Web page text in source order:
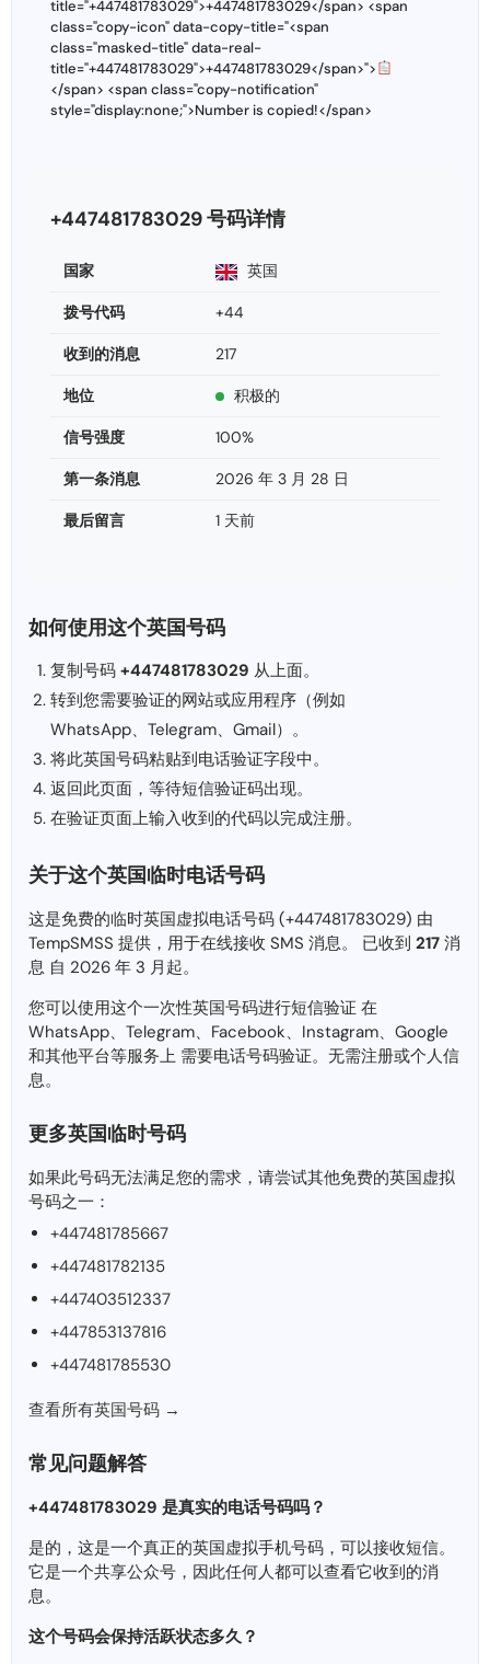
title="+447481783029">+447481783029</span> <span
class="copy-icon" data-copy-title="<span
class="masked-title" data-real-
title="+447481783029">+447481783029</span>">
</span> <span class="copy-notification"
style="display:none;">Number is copied!</span>
+447481783029 号码详情
国家 英国
拨号代码 +44
收到的消息 217
地位 积极的
信号强度 100%
第一条消息 2026 年 3 月 28 日
最后留言 1 天前
如何使用这个英国号码
复制号码 +447481783029 从上面。
转到您需要验证的网站或应用程序（例如
WhatsApp、Telegram、Gmail）。
将此英国号码粘贴到电话验证字段中。
返回此页面，等待短信验证码出现。
在验证页面上输入收到的代码以完成注册。
关于这个英国临时电话号码
这是免费的临时英国虚拟电话号码 (+447481783029) 由
TempSMSS 提供，用于在线接收 SMS 消息。 已收到 217 消
息 自 2026 年 3 月起。
您可以使用这个一次性英国号码进行短信验证 在
WhatsApp、Telegram、Facebook、Instagram、Google
和其他平台等服务上 需要电话号码验证。无需注册或个人信
息。
更多英国临时号码
如果此号码无法满足您的需求，请尝试其他免费的英国虚拟
号码之一：
+447481785667
+447481782135
+447403512337
+447853137816
+447481785530
查看所有英国号码 →
常见问题解答
+447481783029 是真实的电话号码吗？
是的，这是一个真正的英国虚拟手机号码，可以接收短信。
它是一个共享公众号，因此任何人都可以查看它收到的消
息。
这个号码会保持活跃状态​​多久？